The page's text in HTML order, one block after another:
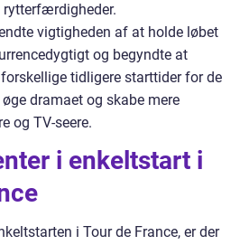
vigtigheden af at holde løbet
og begyndte at
tidligere starttider for de
dramaet og skabe mere
og TV-seere.
i enkeltstart i
i Tour de France, er der